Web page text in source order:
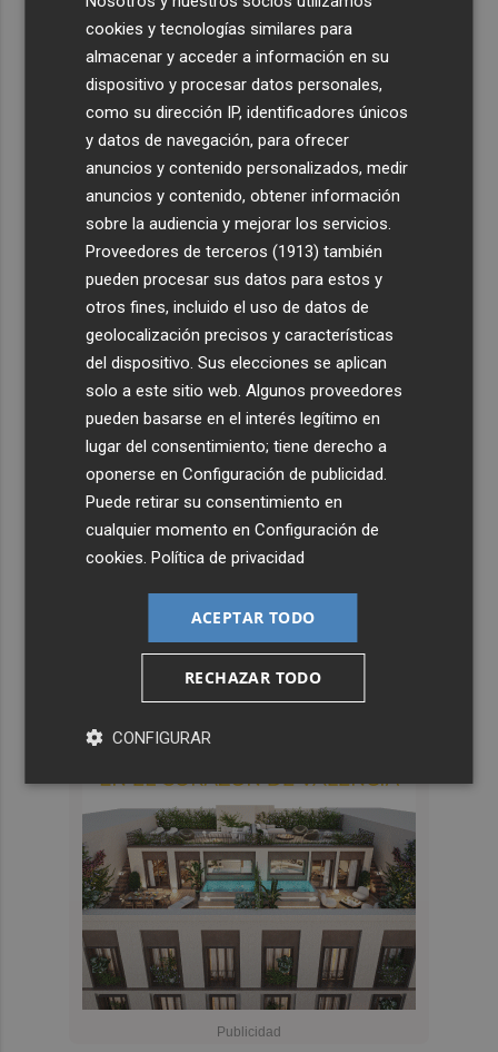
cookies y tecnologías similares para
almacenar y acceder a información en su
dispositivo y procesar datos personales,
como su dirección IP, identificadores únicos
y datos de navegación, para ofrecer
anuncios y contenido personalizados, medir
anuncios y contenido, obtener información
sobre la audiencia y mejorar los servicios.
Proveedores de terceros (1913) también
pueden procesar sus datos para estos y
otros fines, incluido el uso de datos de
geolocalización precisos y características
del dispositivo. Sus elecciones se aplican
solo a este sitio web. Algunos proveedores
pueden basarse en el interés legítimo en
lugar del consentimiento; tiene derecho a
oponerse enConfiguración de publicidad
Puede retirar su consentimiento en
cualquier momento enConfiguración de
cookies .Política de privacidad
ACEPTAR TODO
RECHAZAR TODO
CONFIGURAR